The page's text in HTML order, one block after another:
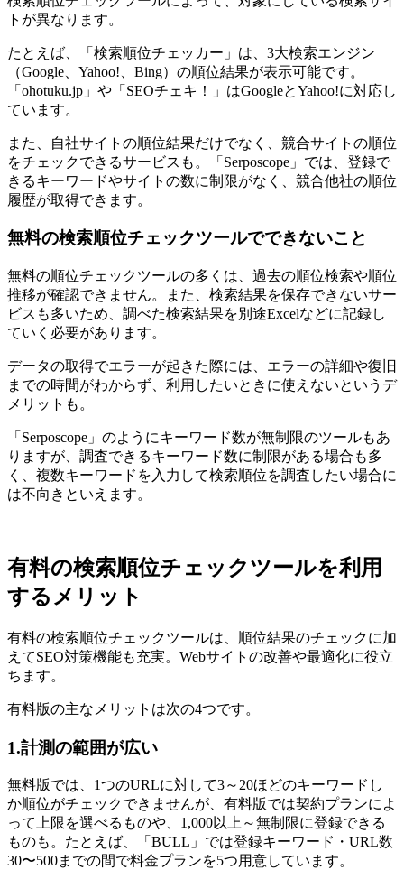
トが異なります。
たとえば、「検索順位チェッカー」は、3大検索エンジン
（Google、Yahoo!、Bing）の順位結果が表示可能です。
「ohotuku.jp」や「SEOチェキ！」はGoogleとYahoo!に対応し
ています。
また、自社サイトの順位結果だけでなく、競合サイトの順位
をチェックできるサービスも。「Serposcope」では、登録で
きるキーワードやサイトの数に制限がなく、競合他社の順位
履歴が取得できます。
無料の検索順位チェックツールでできないこと
無料の順位チェックツールの多くは、過去の順位検索や順位
推移が確認できません。また、検索結果を保存できないサー
ビスも多いため、調べた検索結果を別途Excelなどに記録し
ていく必要があります。
データの取得でエラーが起きた際には、エラーの詳細や復旧
までの時間がわからず、利用したいときに使えないというデ
メリットも。
「Serposcope」のようにキーワード数が無制限のツールもあ
りますが、調査できるキーワード数に制限がある場合も多
く、複数キーワードを入力して検索順位を調査したい場合に
は不向きといえます。
有料の検索順位チェックツールを利用
するメリット
有料の検索順位チェックツールは、順位結果のチェックに加
えてSEO対策機能も充実。Webサイトの改善や最適化に役立
ちます。
有料版の主なメリットは次の4つです。
1.計測の範囲が広い
無料版では、1つのURLに対して3～20ほどのキーワードし
か順位がチェックできませんが、有料版では契約プランによ
って上限を選べるものや、1,000以上～無制限に登録できる
ものも。たとえば、「BULL」では登録キーワード・URL数
30〜500までの間で料金プランを5つ用意しています。